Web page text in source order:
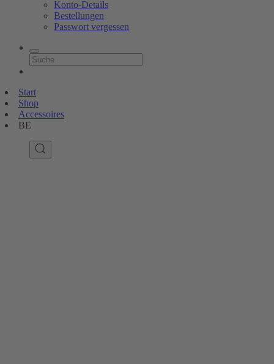
Konto-Details
Bestellungen
Passwort vergessen
Start
Shop
Accessoires
BE